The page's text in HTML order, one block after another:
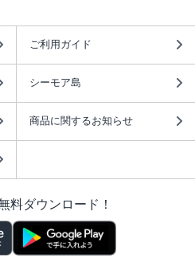
ご利用ガイド
シーモア島
商品に関するお知らせ
料ダウンロード！